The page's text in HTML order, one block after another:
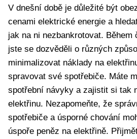
V dnešní době je důležité být
cenami elektrické energie a
jak na ni nezbankrotovat. Během
jste se dozvěděli o různých
minimalizovat náklady na
spravovat své spotřebiče. Máte
spotřební návyky a zajistit si tak
elektřinu. Nezapomeňte, že
spotřebiče a úsporné chování
úspoře peněz na elektřině.